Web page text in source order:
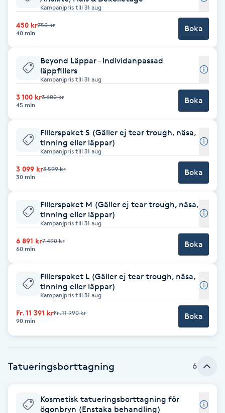
Balayage
Bambumassage
Barber
Barnklippning
BIAB
Blowout
Bottenfärg
Brynformning
Brynfärgning
Brynplockning
C
Celluliter
Coachning
Kampanjpris till 31 aug
450 kr750 kr
40 min
Boka
Beyond Läppar – Individanpassad
läppfillers
Kampanjpris till 31 aug
3 100 kr3 600 kr
45 min
Boka
Fillerspaket S (Gäller ej tear trough, näsa,
tinning eller läppar)
Kampanjpris till 31 aug
3 099 kr3 599 kr
30 min
Boka
Fillerspaket M (Gäller ej tear trough, näsa,
tinning eller läppar)
Kampanjpris till 31 aug
6 891 kr7 490 kr
60 min
Boka
Fillerspaket L (Gäller ej tear trough, näsa,
tinning eller läppar)
Kampanjpris till 31 aug
Fr. 11 391 krFr. 11 990 kr
90 min
Boka
Tatueringsborttagning 6
Kosmetisk tatueringsborttagning för
ögonbryn (Enstaka behandling)